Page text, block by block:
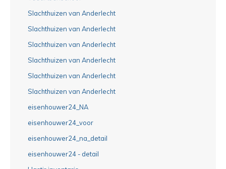
Slachthuizen van Anderlecht
Slachthuizen van Anderlecht
Slachthuizen van Anderlecht
Slachthuizen van Anderlecht
Slachthuizen van Anderlecht
Slachthuizen van Anderlecht
eisenhouwer24_NA
eisenhouwer24_voor
eisenhouwer24_na_detail
eisenhouwer24 - detail